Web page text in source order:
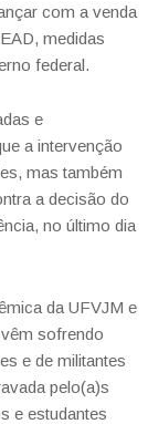
com a venda
medidas
federal.
e
a intervenção
mas também
a decisão do
no último dia
da UFVJM e
sofrendo
e de militantes
pelo(a)s
e estudantes